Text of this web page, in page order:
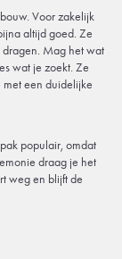
Voor zakelijk
altijd goed. Ze
Mag het wat
wat je zoekt. Ze
een duidelijke
populair, omdat
draag je het
weg en blijft de